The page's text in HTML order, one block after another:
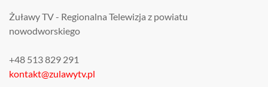
Żuławy TV - Regionalna Telewizja z powiatu
nowodworskiego
+48 513 829 291
kontakt@zulawytv.pl